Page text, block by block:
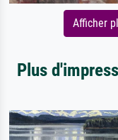
Afficher
Plus